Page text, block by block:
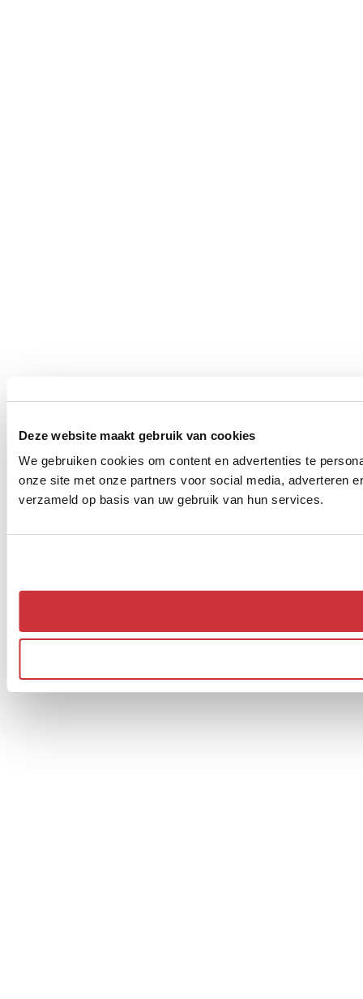
Deze website maakt gebruik van cookies
We gebruiken cookies om content en advertenties te
onze site met onze partners voor social media, adverteren
verzameld op basis van uw gebruik van hun services.